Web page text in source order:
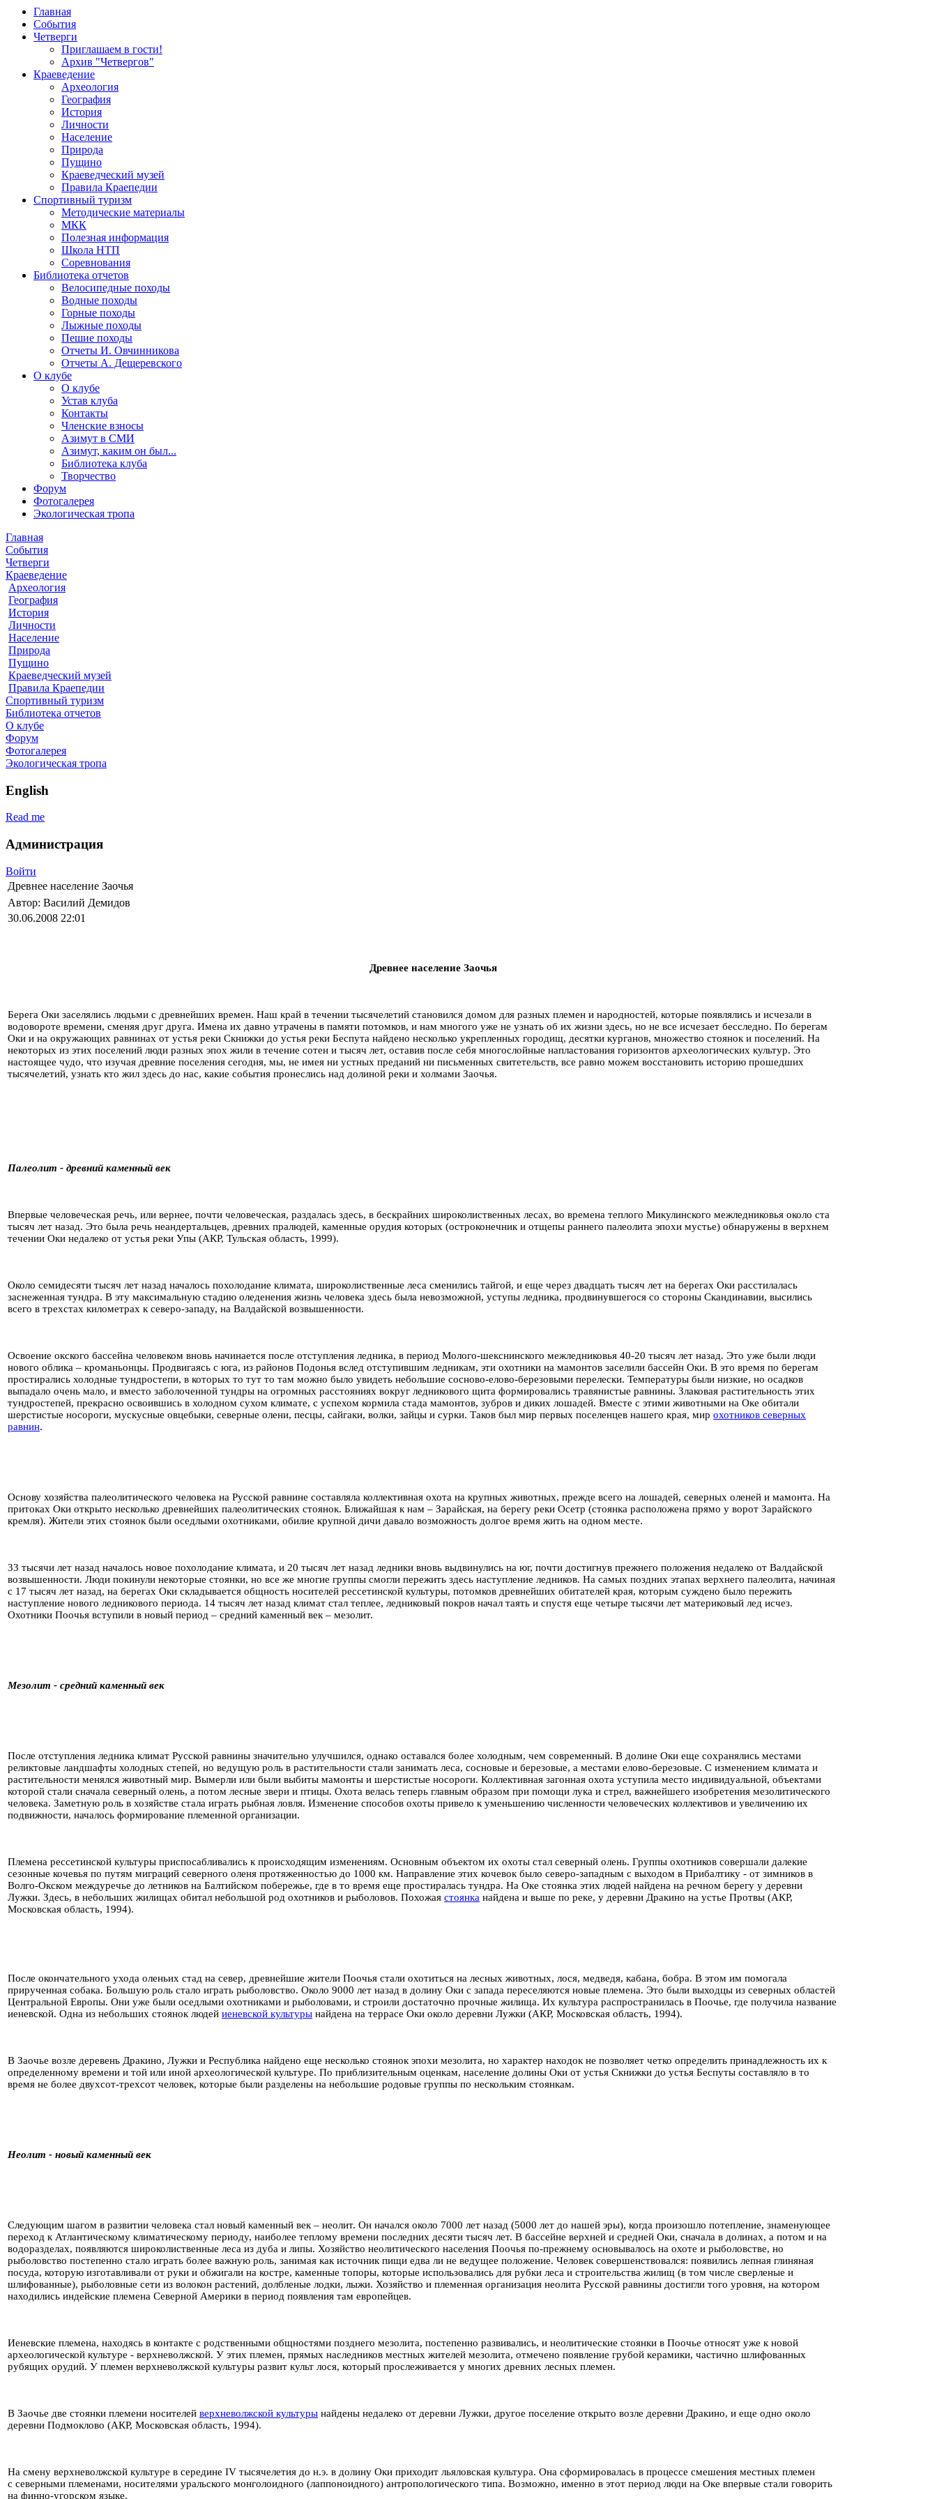
Главная
События
Четверги
Приглашаем в гости!
Архив "Четвергов"
Краеведение
Археология
География
История
Личности
Население
Природа
Пущино
Краеведческий музей
Правила Краепедии
Спортивный туризм
Методические материалы
МКК
Полезная информация
Школа НТП
Соревнования
Библиотека отчетов
Велосипедные походы
Водные походы
Горные походы
Лыжные походы
Пешие походы
Отчеты И. Овчинникова
Отчеты А. Дещеревского
О клубе
О клубе
Устав клуба
Контакты
Членские взносы
Азимут в СМИ
Азимут, каким он был...
Библиотека клуба
Творчество
Форум
Фотогалерея
Экологическая тропа
Главная
События
Четверги
Краеведение
Археология
География
История
Личности
Население
Природа
Пущино
Краеведческий музей
Правила Краепедии
Спортивный туризм
Библиотека отчетов
О клубе
Форум
Фотогалерея
Экологическая тропа
English
Read me
Администрация
Войти
Древнее население Заочья
Автор: Василий Демидов
30.06.2008 22:01
Древнее население Заочья
Берега Оки заселялись людьми с древнейших времен. Наш край в течении тысячелетий становился домом для разных племен и народностей, которые появлялись и исчезали в
водовороте времени, сменяя друг друга. Имена их давно утрачены в памяти потомков, и нам многого уже не узнать об их жизни здесь, но не все исчезает бесследно. По берегам
Оки и на окружающих равнинах от устья реки Скнижки до устья реки Беспута найдено несколько укрепленных городищ, десятки курганов, множество стоянок и поселений. На
некоторых из этих поселений люди разных эпох жили в течение сотен и тысяч лет, оставив после себя многослойные напластования горизонтов археологических культур. Это
настоящее чудо, что изучая древние поселения сегодня, мы, не имея ни устных преданий ни письменных свитетельств, все равно можем восстановить историю прошедших
тысячелетий, узнать кто жил здесь до нас, какие события пронеслись над долиной реки и холмами Заочья.
Палеолит - древний каменный век
Впервые человеческая речь, или вернее, почти человеческая, раздалась здесь, в бескрайних широколиственных лесах, во времена теплого Микулинского межледниковья около ста
тысяч лет назад. Это была речь неандертальцев, древних пралюдей, каменные орудия которых (остроконечник и отщепы раннего палеолита эпохи мустье) обнаружены в верхнем
течении Оки недалеко от устья реки Упы (АКР, Тульская область, 1999).
Около семидесяти тысяч лет назад началось похолодание климата, широколиственные леса сменились тайгой, и еще через двадцать тысяч лет на берегах Оки расстилалась
заснеженная тундра. В эту максимальную стадию оледенения жизнь человека здесь была невозможной, уступы ледника, продвинувшегося со стороны Скандинавии, высились
всего в трехстах километрах к северо-западу, на Валдайской возвышенности.
Освоение окского бассейна человеком вновь начинается после отступления ледника, в период Молого-шекснинского межледниковья 40-20 тысяч лет назад. Это уже были люди
нового облика – кроманьонцы. Продвигаясь с юга, из районов Подонья вслед отступившим ледникам, эти охотники на мамонтов заселили бассейн Оки. В это время по берегам
простирались холодные тундростепи, в которых то тут то там можно было увидеть небольшие сосново-елово-березовыми перелески. Температуры были низкие, но осадков
выпадало очень мало, и вместо заболоченной тундры на огромных расстояниях вокруг ледникового щита формировались травянистые равнины. Злаковая растительность этих
тундростепей, прекрасно освоившись в холодном сухом климате, с успехом кормила стада мамонтов, зубров и диких лошадей. Вместе с этими животными на Оке обитали
шерстистые носороги, мускусные овцебыки, северные олени, песцы, сайгаки, волки, зайцы и сурки. Таков был мир первых поселенцев нашего края, мир охотников северных
равнин.
Основу хозяйства палеолитического человека на Русской равнине составляла коллективная охота на крупных животных, прежде всего на лошадей, северных оленей и мамонта. На
притоках Оки открыто несколько древнейших палеолитических стоянок. Ближайшая к нам – Зарайская, на берегу реки Осетр (стоянка расположена прямо у ворот Зарайского
кремля). Жители этих стоянок были оседлыми охотниками, обилие крупной дичи давало возможность долгое время жить на одном месте.
33 тысячи лет назад началось новое похолодание климата, и 20 тысяч лет назад ледники вновь выдвинулись на юг, почти достигнув прежнего положения недалеко от Валдайской
возвышенности. Люди покинули некоторые стоянки, но все же многие группы смогли пережить здесь наступление ледников. На самых поздних этапах верхнего палеолита, начиная
с 17 тысяч лет назад, на берегах Оки складывается общность носителей рессетинской культуры, потомков древнейших обитателей края, которым суждено было пережить
наступление нового ледникового периода. 14 тысяч лет назад климат стал теплее, ледниковый покров начал таять и спустя еще четыре тысячи лет материковый лед исчез.
Охотники Поочья вступили в новый период – средний каменный век – мезолит.
Мезолит - средний каменный век
После отступления ледника климат Русской равнины значительно улучшился, однако оставался более холодным, чем современный. В долине Оки еще сохранялись местами
реликтовые ландшафты холодных степей, но ведущую роль в растительности стали занимать леса, сосновые и березовые, а местами елово-березовые. С изменением климата и
растительности менялся животный мир. Вымерли или были выбиты мамонты и шерстистые носороги. Коллективная загонная охота уступила место индивидуальной, объектами
которой стали сначала северный олень, а потом лесные звери и птицы. Охота велась теперь главным образом при помощи лука и стрел, важнейшего изобретения мезолитического
человека. Заметную роль в хозяйстве стала играть рыбная ловля. Изменение способов охоты привело к уменьшению численности человеческих коллективов и увеличению их
подвижности, началось формирование племенной организации.
Племена рессетинской культуры приспосабливались к происходящим изменениям. Основным объектом их охоты стал северный олень. Группы охотников совершали далекие
сезонные кочевья по путям миграций северного оленя протяженностью до 1000 км. Направление этих кочевок было северо-западным с выходом в Прибалтику - от зимников в
Волго-Окском междуречье до летников на Балтийском побережье, где в то время еще простиралась тундра. На Оке стоянка этих людей найдена на речном берегу у деревни
Лужки. Здесь, в небольших жилищах обитал небольшой род охотников и рыболовов. Похожая стоянка найдена и выше по реке, у деревни Дракино на устье Протвы (АКР,
Московская область, 1994).
После окончательного ухода оленьих стад на север, древнейшие жители Поочья стали охотиться на лесных животных, лося, медведя, кабана, бобра. В этом им помогала
прирученная собака. Большую роль стало играть рыболовство. Около 9000 лет назад в долину Оки с запада переселяются новые племена. Это были выходцы из северных областей
Центральной Европы. Они уже были оседлыми охотниками и рыболовами, и строили достаточно прочные жилища. Их культура распространилась в Поочье, где получила название
иеневской. Одна из небольших стоянок людей иеневской культуры найдена на террасе Оки около деревни Лужки (АКР, Московская область, 1994).
В Заочье возле деревень Дракино, Лужки и Республика найдено еще несколько стоянок эпохи мезолита, но характер находок не позволяет четко определить принадлежность их к
определенному времени и той или иной археологической культуре. По приблизительным оценкам, население долины Оки от устья Скнижки до устья Беспуты составляло в то
время не более двухсот-трехсот человек, которые были разделены на небольшие родовые группы по нескольким стоянкам.
Неолит - новый каменный век
Следующим шагом в развитии человека стал новый каменный век – неолит. Он начался около 7000 лет назад (5000 лет до нашей эры), когда произошло потепление, знаменующее
переход к Атлантическому климатическому периоду, наиболее теплому времени последних десяти тысяч лет. В бассейне верхней и средней Оки, сначала в долинах, а потом и на
водоразделах, появляются широколиственные леса из дуба и липы. Хозяйство неолитического населения Поочья по-прежнему основывалось на охоте и рыболовстве, но
рыболовство постепенно стало играть более важную роль, занимая как источник пищи едва ли не ведущее положение. Человек совершенствовался: появились лепная глиняная
посуда, которую изготавливали от руки и обжигали на костре, каменные топоры, которые использовались для рубки леса и строительства жилищ (в том числе сверленые и
шлифованные), рыболовные сети из волокон растений, долбленые лодки, лыжи. Хозяйство и племенная организация неолита Русской равнины достигли того уровня, на котором
находились индейские племена Северной Америки в период появления там европейцев.
Иеневские племена, находясь в контакте с родственными общностями позднего мезолита, постепенно развивались, и неолитические стоянки в Поочье относят уже к новой
археологической культуре - верхневолжской. У этих племен, прямых наследников местных жителей мезолита, отмечено появление грубой керамики, частично шлифованных
рубящих орудий. У племен верхневолжской культуры развит культ лося, который прослеживается у многих древних лесных племен.
В Заочье две стоянки племени носителей верхневолжской культуры найдены недалеко от деревни Лужки, другое поселение открыто возле деревни Дракино, и еще одно около
деревни Подмоклово (АКР, Московская область, 1994).
На смену верхневолжской культуре в середине IV тысячелетия до н.э. в долину Оки приходит льяловская культура. Она сформировалась в процессе смешения местных племен
с северными племенами, носителями уральского монголоидного (лаппоноидного) антропологического типа. Возможно, именно в этот период люди на Оке впервые стали говорить
на финно-угорском языке.